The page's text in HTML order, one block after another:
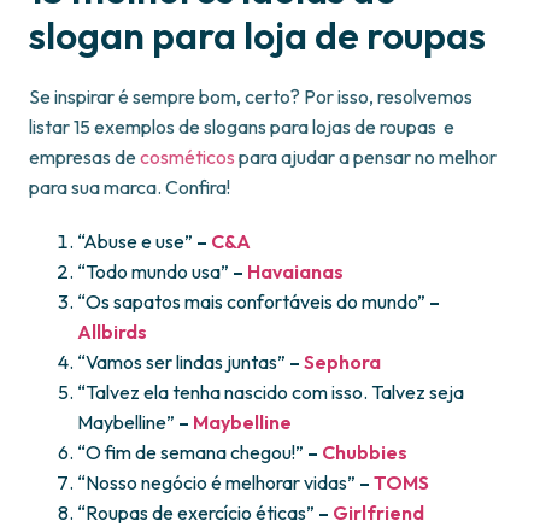
slogan para loja de roupas
Se inspirar é sempre bom, certo? Por isso, resolvemos
listar 15 exemplos de slogans para lojas de roupas e
empresas decosméticos para ajudar a pensar no melhor
para sua marca. Confira!
“Abuse e use” – C&A
“Todo mundo usa” – Havaianas
“Os sapatos mais confortáveis do mundo” –
Allbirds
“Vamos ser lindas juntas” – Sephora
“Talvez ela tenha nascido com isso. Talvez seja
Maybelline” – Maybelline
“O fim de semana chegou!” – Chubbies
“Nosso negócio é melhorar vidas” – TOMS
“Roupas de exercício éticas” – Girlfriend